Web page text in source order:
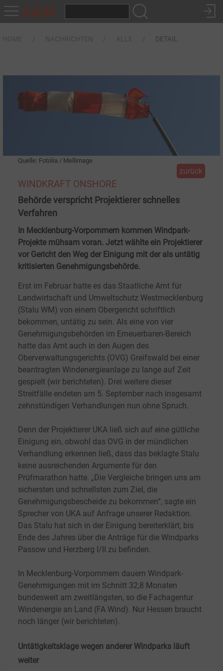
DETAIL
Quelle: Fotolia / Mellimage
zurück
WINDKRAFT ONSHORE
Behörde verspricht Projektierer schnelles
Verfahren
In Mecklenburg-Vorpommern kommen Windpark-
Projekte mühsam voran. Jetzt wählte ein Projektierer
vor Gericht den Weg der Einigung mit der als untätig
kritisierten Genehmigungsbehörde.
Erst im Februar hatte es das Staatliche Amt für
Landwirtschaft und Umweltschutz Westmecklenburg
(Stalu WM) von einem Obergericht schriftlich
bekommen, untätig zu sein. Als eine von vier
Genehmigungsbehörden im Erneuerbaren-Bereich
hatte das Amt auch in den Augen des
Oberverwaltungsgerichts (OVG) Greifswald bei einer
beantragten Windenergieanlage zu lange auf Zeit
gespielt (wir berichteten). Drei weitere dieser
Streitfälle endeten am 5. September nach insgesamt
zehnstündigen Verhandlungen nun ohne Spruch.
Denn der Projektierer UKA ließ sich auf eine gütliche
Einigung ein, obwohl das OVG in der mündlichen
Verhandlung erkennen ließ, dass das beklagte Stalu
keine ausreichenden Argumente für den
Prüfmarathon hatte. „Die Vergleiche bringen uns am
sichersten und schnellsten zum Ziel, die
Genehmigungsbescheide zu bekommen“, sagte ein
Sprecher von UKA auf Anfrage unserer Redaktion.
Das Stalu hat sich in der Einigung bereiterklärt, bis
Ende des Jahres über die Anträge für die Windparks
Passow und Herzberg I/II zu befinden.
In Mecklenburg-Vorpommern dauern Windpark-
Genehmigungen mit im Schnitt 32,8 Monaten
bundesweit am zweitlängsten, so die Fachagentur
Windenergie an Land (FA Wind). Nur Hessen braucht
noch länger (wir berichteten).
Untätigkeitsklage wegen anderer Windparks läuft
weiter